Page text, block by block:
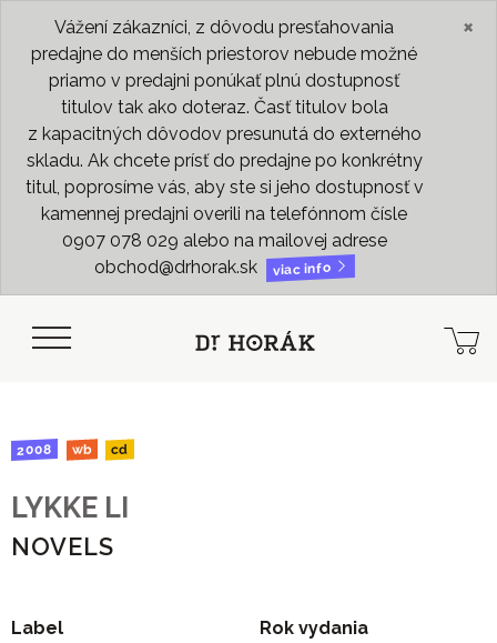
Vážení zákazníci, z dôvodu presťahovania
predajne do menších priestorov nebude možné
priamo v predajni ponúkať plnú dostupnosť
titulov tak ako doteraz. Časť titulov bola
z kapacitných dôvodov presunutá do externého
skladu. Ak chcete prísť do predajne po konkrétny
titul, poprosíme vás, aby ste si jeho dostupnosť v
kamennej predajni overili na telefónnom čísle
0907 078 029 alebo na mailovej adrese
obchod@drhorak.sk
viac info
×
2008 wb cd
LYKKE LI
NOVELS
Label
Rok vydania